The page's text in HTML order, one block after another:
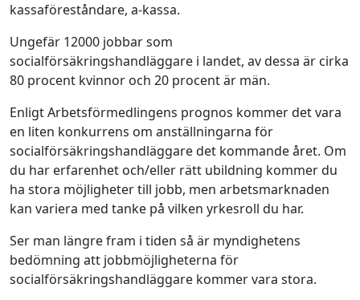
kassaföreståndare, a-kassa.
Ungefär 12000 jobbar som
socialförsäkringshandläggare i landet, av dessa är cirka
80 procent kvinnor och 20 procent är män.
Enligt Arbetsförmedlingens prognos kommer det vara
en liten konkurrens om anställningarna för
socialförsäkringshandläggare det kommande året. Om
du har erfarenhet och/eller rätt ubildning kommer du
ha stora möjligheter till jobb, men arbetsmarknaden
kan variera med tanke på vilken yrkesroll du har.
Ser man längre fram i tiden så är myndighetens
bedömning att jobbmöjligheterna för
socialförsäkringshandläggare kommer vara stora.